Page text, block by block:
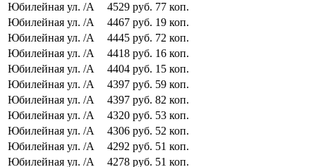
Юбилейная ул. /А 4529 руб. 77 коп.
Юбилейная ул. /А 4467 руб. 19 коп.
Юбилейная ул. /А 4445 руб. 72 коп.
Юбилейная ул. /А 4418 руб. 16 коп.
Юбилейная ул. /А 4404 руб. 15 коп.
Юбилейная ул. /А 4397 руб. 59 коп.
Юбилейная ул. /А 4397 руб. 82 коп.
Юбилейная ул. /А 4320 руб. 53 коп.
Юбилейная ул. /А 4306 руб. 52 коп.
Юбилейная ул. /А 4292 руб. 51 коп.
Юбилейная ул. /А 4278 руб. 51 коп.